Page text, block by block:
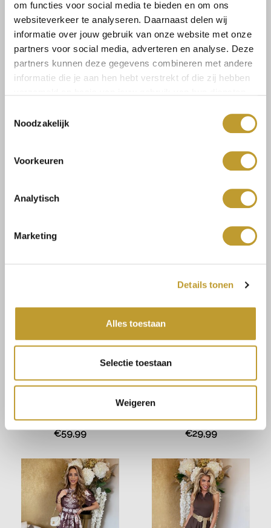
om functies voor social media te bieden en om ons
websiteverkeer te analyseren. Daarnaast delen wij
informatie over jouw gebruik van onze website met onze
partners voor social media, adverteren en analyse. Deze
partners kunnen deze gegevens combineren met andere
informatie die je aan hen hebt verstrekt of die zij hebben
Noodzakelijk
Voorkeuren
Analytisch
Marketing
Details tonen
Alles toestaan
Selectie toestaan
Weigeren
Exclusive mantel coat
chocolate
€99,99
Satin Zea dress chocolate
€54,99
€44,99
chocolate
€49,99
€59,99 €29,99